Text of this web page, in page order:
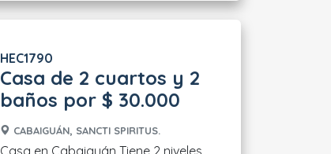
HEC1790
Casa de 2 cuartos y 2
baños por $ 30.000
CABAIGUÁN, SANCTI SPIRITUS.
Casa en Cabaiguán Tiene 2 niveles,